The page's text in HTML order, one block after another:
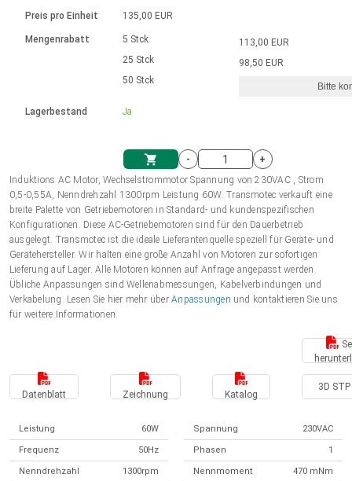
Einheitssystem
Einkaufswagen
Hubmagnete
230 - 50 Hz | 110 - 60 Hz
Drehzahlregelung für die AIS-Serie
Bürstenlose Gleichstrommotoren
mit Planetengetriebe und internem
Ø 28-42| 1-1400 rpm | <= 290Ncm
Bürstenlose DC Motor Controller
Gleichstrommotoren mit
Schneckengetriebe und Bürsten
Ø43-124mm | 31-425rpm | ≤ 41Nm
Treiber für Gleichstrommotoren mit
Synchron-Asynchron | für 1-4 Elektrozylinder
Synchron-Asynchron | für 1-4 Elektrozylinder
Français (EUR)
Polski (EUR)
Norsk (NOK)
Suomi (EUR)
Svenska (SEK)
Preis pro Einheit
Mengenrabatt
Lagerbestand
135,00 EUR
5 Stck
25 Stck
50 Stck
Ja
113,00 EUR
98,50 EUR
Bitte
-
+
Induktions AC Motor, Wechselstrommotor Spannung von 230VAC , Strom
0,5-0,55A, Nenndrehzahl 1300rpm Leistung 60W. Transmotec verkauft eine
breite Palette von Getriebemotoren in Standard- und kundenspezifischen
Konfigurationen. Diese AC-Getriebemotoren sind für den Dauerbetrieb
ausgelegt. Transmotec ist die ideale Lieferantenquelle speziell für Geräte- und
Gerätehersteller. Wir halten eine große Anzahl von Motoren zur sofortigen
Lieferung auf Lager. Alle Motoren können auf Anfrage angepasst werden.
Übliche Anpassungen sind Wellenabmessungen, Kabelverbindungen und
Verkabelung. Lesen Sie hier mehr überAnpassungen und kontaktieren Sie uns
für weitere Informationen.
Datenblatt Zeichnung Katalog
3D STP
Leistung 60W Spannung 230VAC
Frequenz 50Hz Phasen 1
Nenndrehzahl 1300rpm Nennmoment 470 mNm